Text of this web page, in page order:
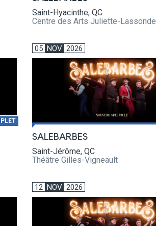
Saint-Hyacinthe, QC
Centre des Arts Juliette-Lassonde
05 NOV 2026
SALEBARBES
Saint-Jérôme, QC
Théâtre Gilles-Vigneault
12 NOV 2026